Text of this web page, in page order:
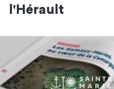
l'Hérault